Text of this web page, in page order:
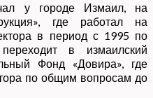
у городе Измаил, на
где работал на
в период с 1995 по
в измаилский
Фонд «Довира», где
по общим вопросам до